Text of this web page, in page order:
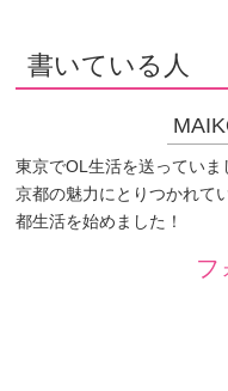
書いている人
東京でOL生活を送っていま
京都の魅力にとりつかれて
都生活を始めました！
フ